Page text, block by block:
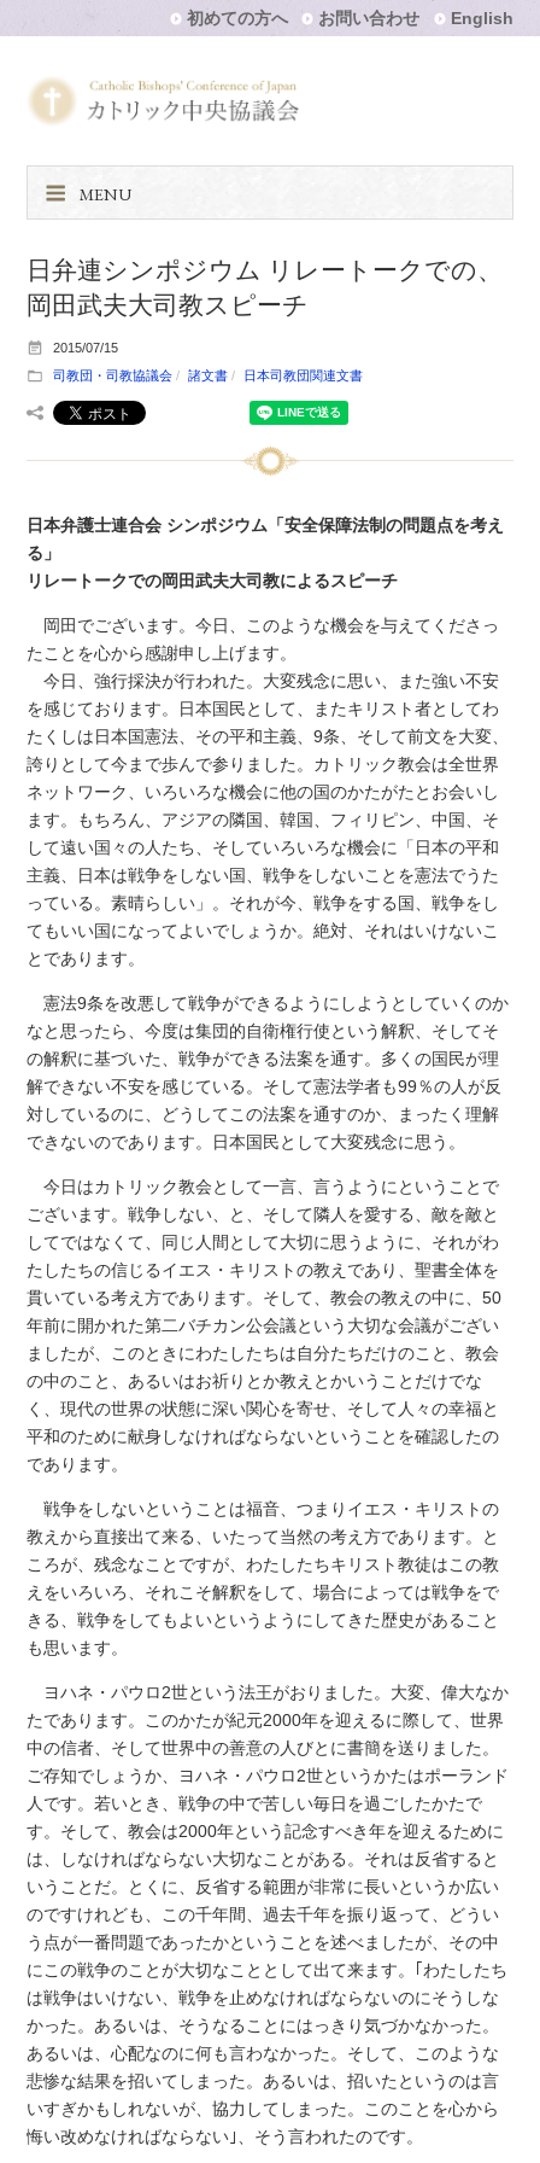
初めての方へ お問い合わせ English
MENU
日弁連シンポジウム リレートークでの、
岡田武夫大司教スピーチ
2015/07/15
司教団・司教協議会
諸文書 日本司教団関連文書
日本弁護士連合会 シンポジウム「安全保障法制の問題点を考え
る」
リレートークでの岡田武夫大司教によるスピーチ
岡田でございます。今日、このような機会を与えてくださっ
たことを心から感謝申し上げます。
今日、強行採決が行われた。大変残念に思い、また強い不安
を感じております。日本国民として、またキリスト者としてわ
たくしは日本国憲法、その平和主義、9条、そして前文を大変、
誇りとして今まで歩んで参りました。カトリック教会は全世界
ネットワーク、いろいろな機会に他の国のかたがたとお会いし
ます。もちろん、アジアの隣国、韓国、フィリピン、中国、そ
して遠い国々の人たち、そしていろいろな機会に「日本の平和
主義、日本は戦争をしない国、戦争をしないことを憲法でうた
っている。素晴らしい」。それが今、戦争をする国、戦争をし
てもいい国になってよいでしょうか。絶対、それはいけないこ
とであります。
憲法9条を改悪して戦争ができるようにしようとしていくのか
なと思ったら、今度は集団的自衛権行使という解釈、そしてそ
の解釈に基づいた、戦争ができる法案を通す。多くの国民が理
解できない不安を感じている。そして憲法学者も99％の人が反
対しているのに、どうしてこの法案を通すのか、まったく理解
できないのであります。日本国民として大変残念に思う。
今日はカトリック教会として一言、言うようにということで
ございます。戦争しない、と、そして隣人を愛する、敵を敵と
してではなくて、同じ人間として大切に思うように、それがわ
たしたちの信じるイエス・キリストの教えであり、聖書全体を
貫いている考え方であります。そして、教会の教えの中に、50
年前に開かれた第二バチカン公会議という大切な会議がござい
ましたが、このときにわたしたちは自分たちだけのこと、教会
の中のこと、あるいはお祈りとか教えとかいうことだけでな
く、現代の世界の状態に深い関心を寄せ、そして人々の幸福と
平和のために献身しなければならないということを確認したの
であります。
戦争をしないということは福音、つまりイエス・キリストの
教えから直接出て来る、いたって当然の考え方であります。と
ころが、残念なことですが、わたしたちキリスト教徒はこの教
えをいろいろ、それこそ解釈をして、場合によっては戦争をで
きる、戦争をしてもよいというようにしてきた歴史があること
も思います。
ヨハネ・パウロ2世という法王がおりました。大変、偉大なか
たであります。このかたが紀元2000年を迎えるに際して、世界
中の信者、そして世界中の善意の人びとに書簡を送りました。
ご存知でしょうか、ヨハネ・パウロ2世というかたはポーランド
人です。若いとき、戦争の中で苦しい毎日を過ごしたかたで
す。そして、教会は2000年という記念すべき年を迎えるために
は、しなければならない大切なことがある。それは反省すると
いうことだ。とくに、反省する範囲が非常に長いというか広い
のですけれども、この千年間、過去千年を振り返って、どうい
う点が一番問題であったかということを述べましたが、その中
にこの戦争のことが大切なこととして出て来ます。｢わたしたち
は戦争はいけない、戦争を止めなければならないのにそうしな
かった。あるいは、そうなることにはっきり気づかなかった。
あるいは、心配なのに何も言わなかった。そして、このような
悲惨な結果を招いてしまった。あるいは、招いたというのは言
いすぎかもしれないが、協力してしまった。このことを心から
悔い改めなければならない｣、そう言われたのです。